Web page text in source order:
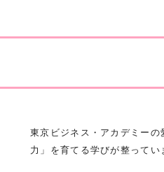
東京ビジネス・アカデミー
力」を育てる学びが整ってい